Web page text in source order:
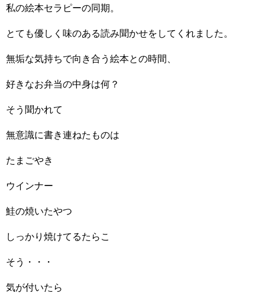
私の絵本セラピーの同期。
とても優しく味のある読み聞かせをしてくれました。
無垢な気持ちで向き合う絵本との時間、
好きなお弁当の中身は何？
そう聞かれて
無意識に書き連ねたものは
たまごやき
ウインナー
鮭の焼いたやつ
しっかり焼けてるたらこ
そう・・・
気が付いたら